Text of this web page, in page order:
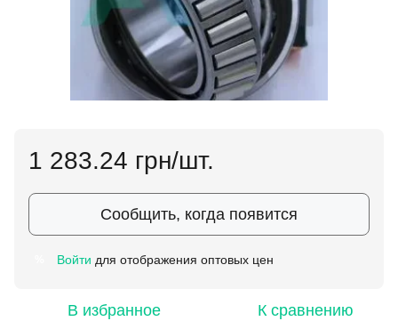
1 283.24 грн/шт.
Сообщить, когда появится
Войти для отображения оптовых цен
В избранное К сравнению